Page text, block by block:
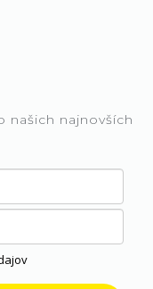
našich najnovších